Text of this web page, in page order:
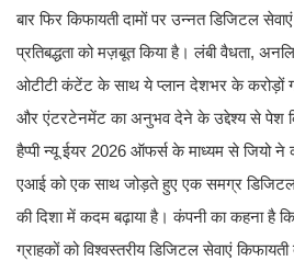
बार फिर किफायती दामों पर उन्नत डिजिटल
प्रतिबद्धता को मज़बूत किया है। लंबी वैधता,
ओटीटी कंटेंट के साथ ये प्लान देशभर के करोड़ों
और एंटरटेनमेंट का अनुभव देने के उद्देश्य से पेश
हैप्पी न्यू ईयर 2026 ऑफर्स के माध्यम से जियो
एआई को एक साथ जोड़ते हुए एक समग्र
की दिशा में कदम बढ़ाया है। कंपनी का कहना है
ग्राहकों को विश्वस्तरीय डिजिटल सेवाएं